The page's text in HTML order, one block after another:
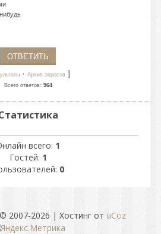
· Архив опросов]
Всего ответов: 964
всего: 1
Гостей: 1
0
2007-2026 | Хостинг от uCoz